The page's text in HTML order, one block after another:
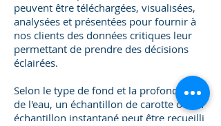
peuvent être téléchargées, visualisées,
analysées et présentées pour fournir à
nos clients des données critiques leur
permettant de prendre des décisions
éclairées.
Selon le type de fond et la profondeur
de l'eau, un échantillon de carotte ou un
échantillon instantané peut être recueilli